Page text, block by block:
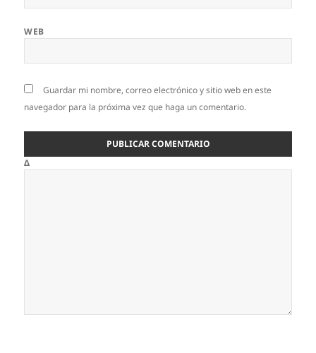
WEB
Guardar mi nombre, correo electrónico y sitio web en este
navegador para la próxima vez que haga un comentario.
Δ